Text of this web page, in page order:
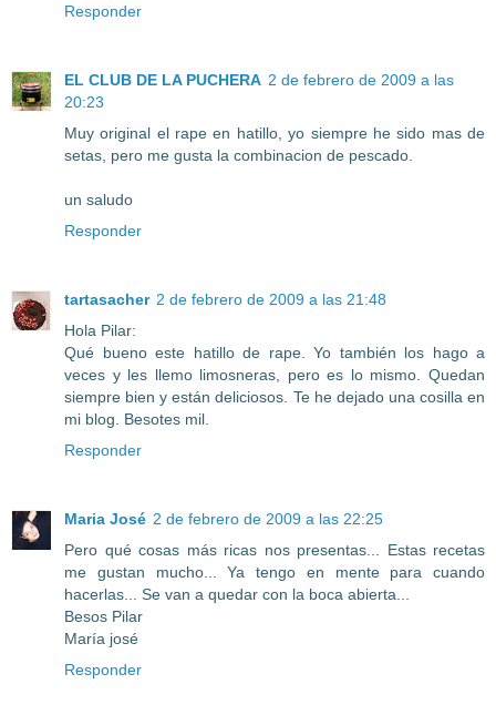
Responder
EL CLUB DE LA PUCHERA 2 de febrero de 2009 a las
20:23
Muy original el rape en hatillo, yo siempre he sido mas de
setas, pero me gusta la combinacion de pescado.
un saludo
Responder
tartasacher 2 de febrero de 2009 a las 21:48
Hola Pilar:
Qué bueno este hatillo de rape. Yo también los hago a
veces y les llemo limosneras, pero es lo mismo. Quedan
siempre bien y están deliciosos. Te he dejado una cosilla en
mi blog. Besotes mil.
Responder
Maria José 2 de febrero de 2009 a las 22:25
Pero qué cosas más ricas nos presentas... Estas recetas
me gustan mucho... Ya tengo en mente para cuando
hacerlas... Se van a quedar con la boca abierta...
Besos Pilar
María josé
Responder